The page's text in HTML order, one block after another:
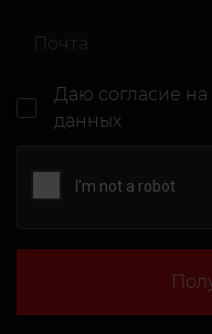
Даю согласие
данных